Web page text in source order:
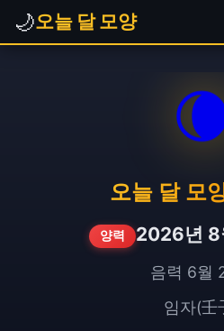
🌙오늘 달 모양
오늘 달 모
양력 2026년 8
음력 6월
임자(壬